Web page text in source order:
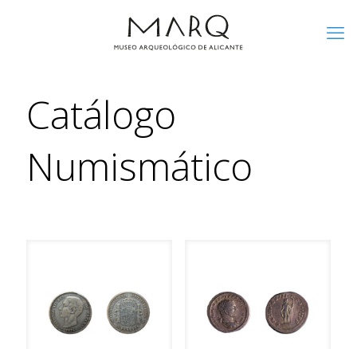
Catálogo
Numismático